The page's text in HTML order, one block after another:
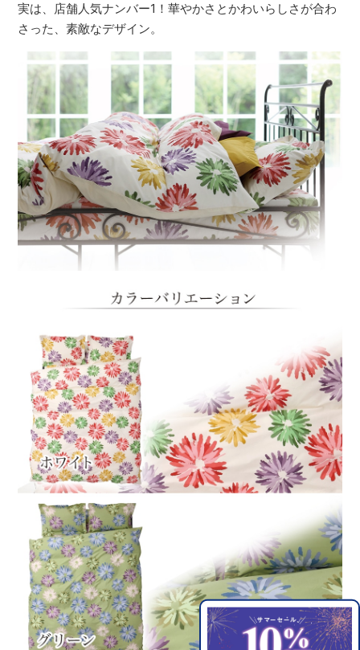
実は、店舗人気ナンバー1！華やかさとかわいらしさが合わ
さった、素敵なデザイン。